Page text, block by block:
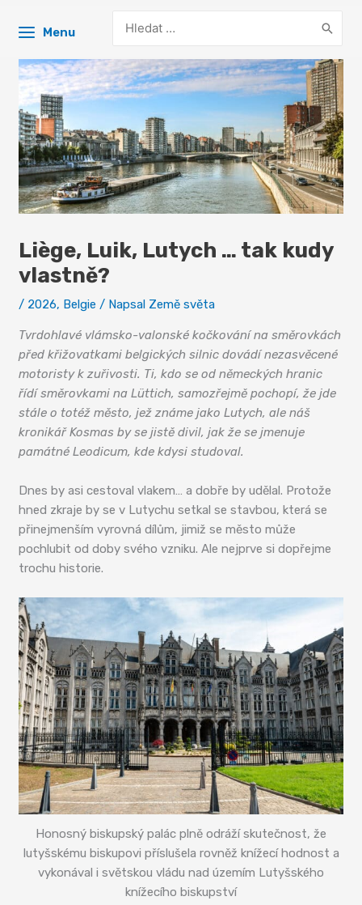
Menu
for:
Liège, Luik, Lutych … tak kudy
vlastně?
/ 2026, Belgie / Napsal Země světa
Tvrdohlavé vlámsko-valonské kočkování na směrovkách
před křižovatkami belgických silnic dovádí nezasvěcené
motoristy k zuřivosti. Ti, kdo se od německých hranic
řídí směrovkami na Lüttich, samozřejmě pochopí, že jde
stále o totéž město, jež známe jako Lutych, ale náš
kronikář Kosmas by se jistě divil, jak že se jmenuje
památné Leodicum, kde kdysi studoval.
Dnes by asi cestoval vlakem… a dobře by udělal. Protože
hned zkraje by se v Lutychu setkal se stavbou, která se
přinejmenším vyrovná dílům, jimiž se město může
pochlubit od doby svého vzniku. Ale nejprve si dopřejme
trochu historie.
Honosný biskupský palác plně odráží skutečnost, že
lutyšskému biskupovi příslušela rovněž knížecí hodnost a
vykonával i světskou vládu nad územím Lutyšského
knížecího biskupství